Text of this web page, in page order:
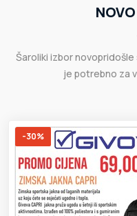
Šaroliki izbor
je potrebno za
-30%